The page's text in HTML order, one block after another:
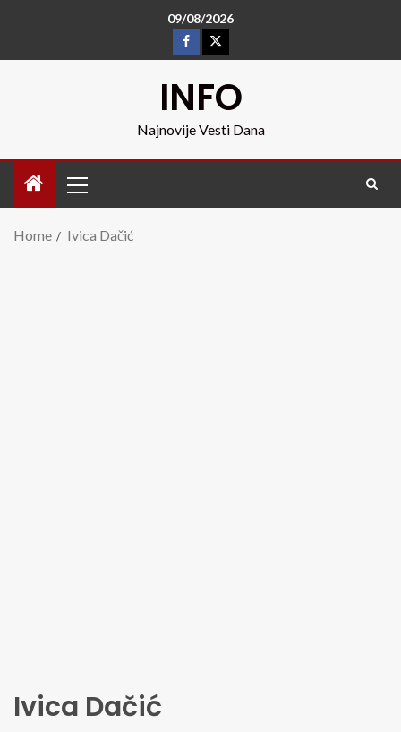
09/08/2026
INFO
Najnovije Vesti Dana
Home Ivica Dačić
Ivica Dačić